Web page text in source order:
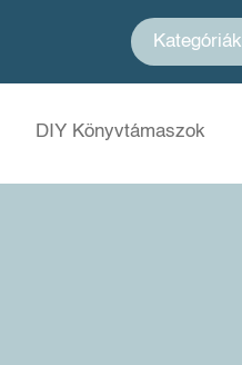
Kategóriák
DIY Könyvtámaszok